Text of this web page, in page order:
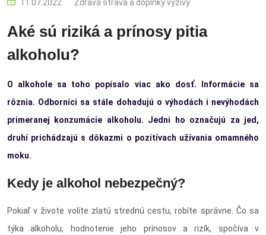
11.07.2022 Zdravá strava a doplnky výživy
Aké sú riziká a prínosy pitia
alkoholu?
O alkohole sa toho popísalo viac ako dosť. Informácie sa
rôznia. Odborníci sa stále dohadujú o výhodách i nevýhodách
primeranej konzumácie alkoholu. Jedni ho označujú za jed,
druhí prichádzajú s dôkazmi o pozitívach užívania omamného
moku.
Kedy je alkohol nebezpečný?
Pokiaľ v živote volíte zlatú strednú cestu, robíte správne. Čo sa
týka alkoholu, hodnotenie jeho prínosov a rizík, spočíva v